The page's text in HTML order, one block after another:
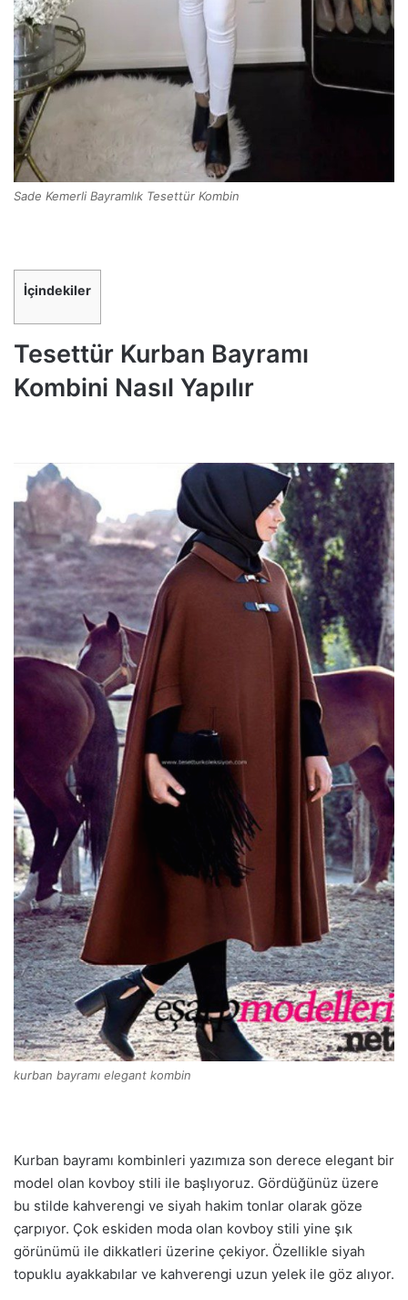
Sade Kemerli Bayramlık Tesettür Kombin
İçindekiler
Tesettür Kurban Bayramı
Kombini Nasıl Yapılır
kurban bayramı elegant kombin
Kurban bayramı kombinleri yazımıza son derece elegant bir
model olan kovboy stili ile başlıyoruz. Gördüğünüz üzere
bu stilde kahverengi ve siyah hakim tonlar olarak göze
çarpıyor. Çok eskiden moda olan kovboy stili yine şık
görünümü ile dikkatleri üzerine çekiyor. Özellikle siyah
topuklu ayakkabılar ve kahverengi uzun yelek ile göz alıyor.